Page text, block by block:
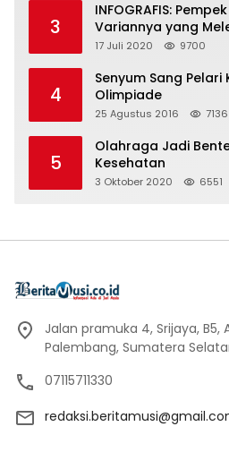
3
INFOGRAFIS:
Variannya yang
17 Juli 2020 9700
4
Senyum Sang Pelari
Olimpiade
25 Agustus 2016 7136
5
Olahraga Jadi
Kesehatan
3 Oktober 2020 6551
Jalan pramuka 4, Srijaya, B5,
Palembang, Sumatera
07115711330